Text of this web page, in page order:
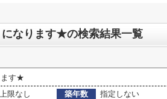
なります★の検索結果一覧
ます★
限なし 築年数
指定しない